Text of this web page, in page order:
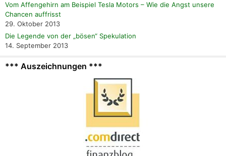
Vom Affengehirn am Beispiel Tesla Motors – Wie die Angst unsere
Chancen auffrisst
29. Oktober 2013
Die Legende von der „bösen“ Spekulation
14. September 2013
*** Auszeichnungen ***